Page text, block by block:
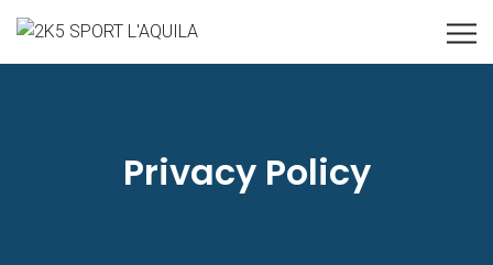
Privacy Policy